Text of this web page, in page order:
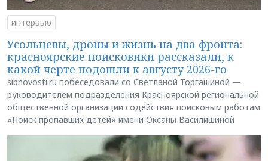
интервью
Усольцевы, дроны и жизнь на два фронта:
красноярские поисковики рассказали, к
какой черте подошли к августу 2026-го
sibnovosti.ru побеседовали со Светланой Торгашиной —
руководителем подразделения Красноярской региональной
общественной организации содействия поисковым работам
«Поиск пропавших детей» имени Оксаны Василишиной